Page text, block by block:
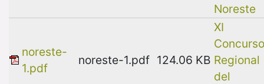
Noreste
noreste-
1.pdf
noreste-1.pdf 124.06 KB
XI
Concurso
Regional
del